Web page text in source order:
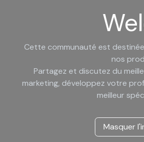
Cette communauté est
nos
Partagez et discutez du
marketing, développez votre
meilleur
Masquer